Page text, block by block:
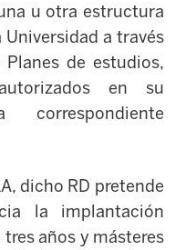
u otra estructura
Universidad a través
de estudios,
en su
dicho RD pretende
la implantación
años y másteres